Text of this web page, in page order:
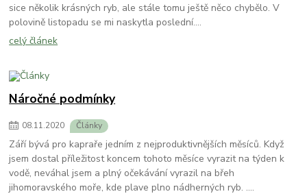
sice několik krásných ryb, ale stále tomu ještě něco chybělo. V
polovině listopadu se mi naskytla poslední....
celý článek
Náročné podmínky
08.11.2020 Články
Září bývá pro kapraře jedním z nejproduktivnějších měsíců. Když
jsem dostal příležitost koncem tohoto měsíce vyrazit na týden k
vodě, neváhal jsem a plný očekávání vyrazil na břeh
jihomoravského moře, kde plave plno nádherných ryb. ....